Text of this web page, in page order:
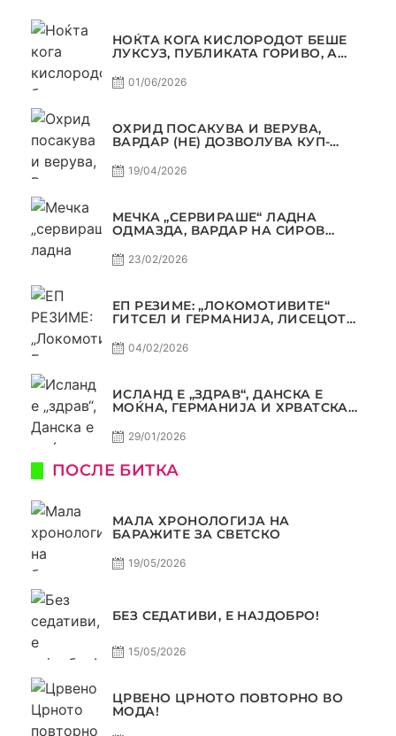
НОЌТА КОГА КИСЛОРОДОТ БЕШЕ
ЛУКСУЗ, ПУБЛИКАТА ГОРИВО, А
01/06/2026
ОХРИД ПОСАКУВА И ВЕРУВА,
ВАРДАР (НЕ) ДОЗВОЛУВА КУП-
19/04/2026
МЕЧКА „СЕРВИРАШЕ“ ЛАДНА
ОДМАЗДА, ВАРДАР НА СИРОВ
АВТОКОМАНДА
23/02/2026
ЕП РЕЗИМЕ: „ЛОКОМОТИВИТЕ“
ГИТСЕЛ И ГЕРМАНИЈА, ЛИСЕЦОТ
04/02/2026
ИСЛАНД Е „ЗДРАВ“, ДАНСКА Е
МОЌНА, ГЕРМАНИЈА И ХРВАТСКА
29/01/2026
ПОСЛЕ БИТКА
МАЛА ХРОНОЛОГИЈА НА
БАРАЖИТЕ ЗА СВЕТСКО
19/05/2026
БЕЗ СЕДАТИВИ, Е НАЈДОБРО!
15/05/2026
ЦРВЕНО ЦРНОТО ПОВТОРНО ВО
МОДА!